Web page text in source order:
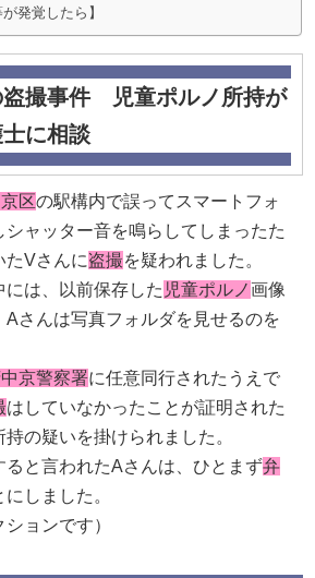
発覚したら】
盗撮事件 児童ポルノ所持が
に相談
区の駅構内で誤ってスマートフォ
シャッター音を鳴らしてしまったた
たVさんに盗撮を疑われました。
には、以前保存した 児童ポルノ画像
Aさんは写真フォルダを見せるのを
京警察署に任意同行されたうえで
はしていなかったことが証明された
持の疑いを掛けられました。
ると言われたAさんは、ひとまず弁
しました。
ョンです）